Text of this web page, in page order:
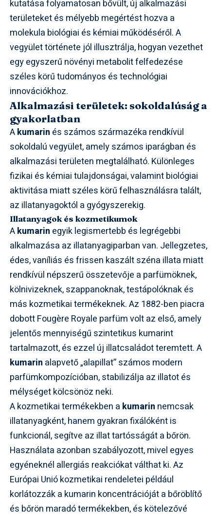
kutatása folyamatosan bővült, új alkalmazási
területeket és mélyebb megértést hozva a
molekula biológiai és kémiai működéséről. A
vegyület története jól illusztrálja, hogyan vezethet
egy egyszerű növényi metabolit felfedezése
széles körű tudományos és technológiai
innovációkhoz.
Alkalmazási területek: sokoldalúság a
gyakorlatban
Akumarin és számos származéka rendkívül
sokoldalú vegyület, amely számos iparágban és
alkalmazási területen megtalálható. Különleges
fizikai és kémiai tulajdonságai, valamint biológiai
aktivitása miatt széles körű felhasználásra talált,
az illatanyagoktól a gyógyszerekig.
Illatanyagok és kozmetikumok
Akumarin egyik legismertebb és legrégebbi
alkalmazása az illatanyagiparban van. Jellegzetes,
édes, vaníliás és frissen kaszált széna illata miatt
rendkívül népszerű összetevője a parfümöknek,
kölnivizeknek, szappanoknak, testápolóknak és
más kozmetikai termékeknek. Az 1882-ben piacra
dobott Fougère Royale parfüm volt az első, amely
jelentős mennyiségű szintetikus kumarint
tartalmazott, és ezzel új illatcsaládot teremtett. A
kumarin alapvető „alapillat” számos modern
parfümkompozícióban, stabilizálja az illatot és
mélységet kölcsönöz neki.
A kozmetikai termékekben a kumarin nemcsak
illatanyagként, hanem gyakran fixálóként is
funkcionál, segítve az illat tartósságát a bőrön.
Használata azonban szabályozott, mivel egyes
egyéneknél allergiás reakciókat válthat ki. Az
Európai Unió kozmetikai rendeletei például
korlátozzák a kumarin koncentrációját a bőröblítő
és bőrön maradó termékekben, és kötelezővé